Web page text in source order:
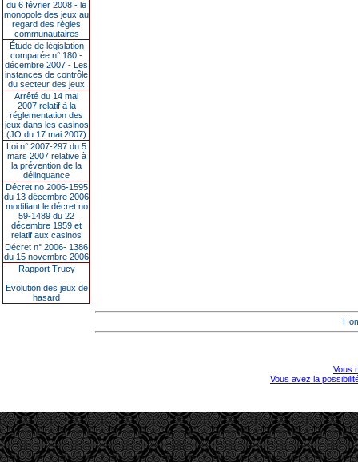
du 6 février 2008 - le
monopole des jeux au
regard des règles
communautaires
Étude de législation
comparée n° 180 -
décembre 2007 - Les
instances de contrôle
du secteur des jeux
Arrêté du 14 mai
2007 relatif à la
réglementation des
jeux dans les casinos
(JO du 17 mai 2007)
Loi n° 2007-297 du 5
mars 2007 relative à
la prévention de la
délinquance
Décret no 2006-1595
du 13 décembre 2006
modifiant le décret no
59-1489 du 22
décembre 1959 et
relatif aux casinos
Décret n° 2006- 1386
du 15 novembre 2006
Rapport Trucy
Evolution des jeux de
hasard
Vous
Vous avez la